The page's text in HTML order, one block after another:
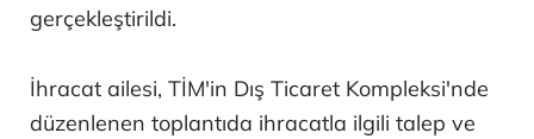
gerçekleştirildi.
İhracat ailesi, TİM'in Dış Ticaret Kompleksi'nde
düzenlenen toplantıda ihracatla ilgili talep ve